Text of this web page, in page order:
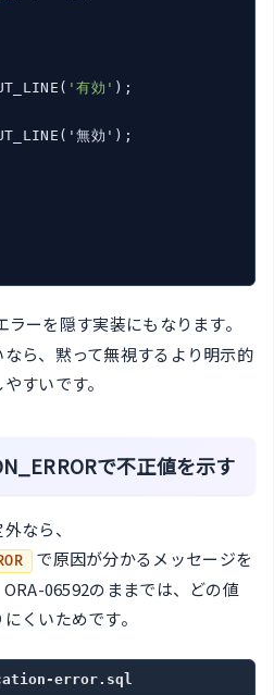
'有効' );
無効');
ラーを隠す実装にもなります。
ら、黙って無視するより明示的
すいです。
で不正値を示す
なら、
で原因が分かるメッセージを
06592のままでは、どの値
くいためです。
error.sql